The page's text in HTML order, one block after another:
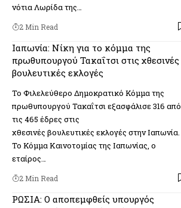
νότια Λωρίδα της…
2 Min Read
Ιαπωνία: Νίκη για το κόμμα της
πρωθυπουργού Τακαΐτσι στις χθεσινές
βουλευτικές εκλογές
Το Φιλελεύθερο Δημοκρατικό Κόμμα της
πρωθυπουργού Τακαΐτσι εξασφάλισε 316 από
τις 465 έδρες στις
χθεσινές βουλευτικές εκλογές στην Ιαπωνία.
Το Κόμμα Καινοτομίας της Ιαπωνίας, ο
εταίρος…
2 Min Read
ΡΩΣΙΑ: Ο αποπεμφθείς υπουργός